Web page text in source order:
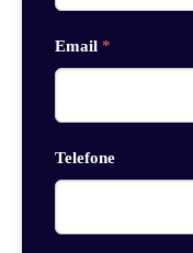
Email *
Telefone